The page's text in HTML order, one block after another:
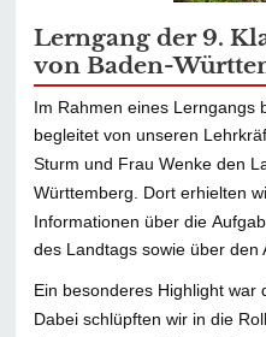
Lerngang der 9.
von Baden-
Im Rahmen eines Lerngangs
begleitet von unseren
Sturm und Frau Wenke den
Württemberg. Dort erhielten
Informationen über die
des Landtags sowie über den
Ein besonderes Highlight war
Dabei schlüpften wir in die